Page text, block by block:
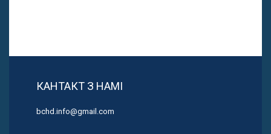
КАНТАКТ З НАМІ
bchd.info@gmail.com